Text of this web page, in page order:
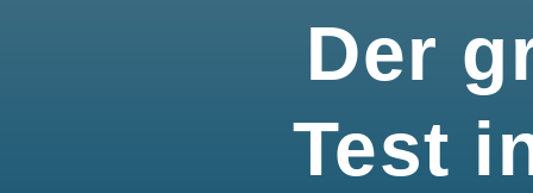
Der
Test